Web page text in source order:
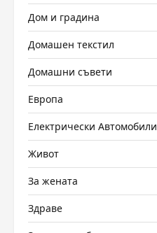
Дом и градина
Домашен текстил
Домашни съвети
Европа
Електрически Автомобили
Живот
За жената
Здраве